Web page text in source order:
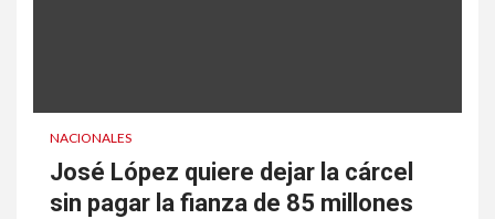
NACIONALES
José López quiere dejar la cárcel
sin pagar la fianza de 85 millones